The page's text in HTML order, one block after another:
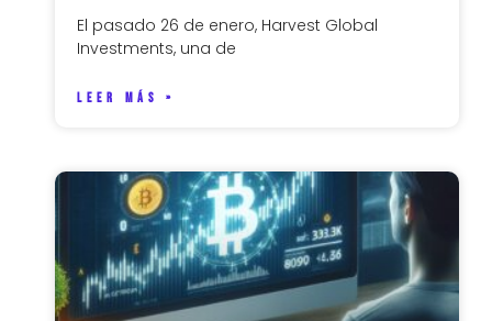
El pasado 26 de enero, Harvest Global
Investments, una de
LEER MÁS »